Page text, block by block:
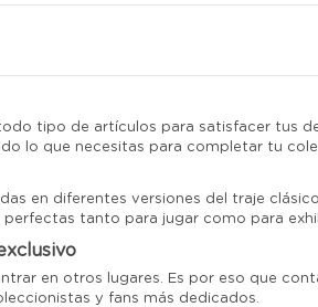
tipo de artículos para satisfacer tus
lo que necesitas para completar tu
en diferentes versiones del traje
tanto para jugar como para
en otros lugares. Es por eso que
y fans más dedicados.